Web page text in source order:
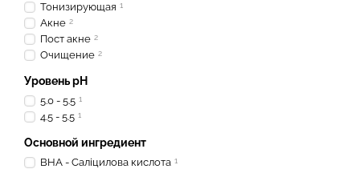
Тонизирующая 1
Акне 2
Пост акне 2
Очищение 2
Уровень pH
5.0 - 5.5 1
4.5 - 5.5 1
Основной ингредиент
BHA - Саліцилова кислота 1